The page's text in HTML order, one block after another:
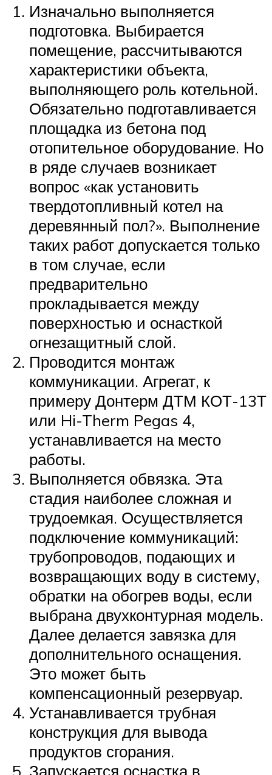
Изначально выполняется
подготовка. Выбирается
помещение, рассчитываются
характеристики объекта,
выполняющего роль котельной.
Обязательно подготавливается
площадка из бетона под
отопительное оборудование. Но
в ряде случаев возникает
вопрос «как установить
твердотопливный котел на
деревянный пол?». Выполнение
таких работ допускается только
в том случае, если
предварительно
прокладывается между
поверхностью и оснасткой
огнезащитный слой.
Проводится монтаж
коммуникации. Агрегат, к
примеру Донтерм ДТМ КОТ-13Т
или Hi-Therm Pegas 4,
устанавливается на место
работы.
Выполняется обвязка. Эта
стадия наиболее сложная и
трудоемкая. Осуществляется
подключение коммуникаций:
трубопроводов, подающих и
возвращающих воду в систему,
обратки на обогрев воды, если
выбрана двухконтурная модель.
Далее делается завязка для
дополнительного оснащения.
Это может быть
компенсационный резервуар.
Устанавливается трубная
конструкция для вывода
продуктов сгорания.
Запускается оснастка в